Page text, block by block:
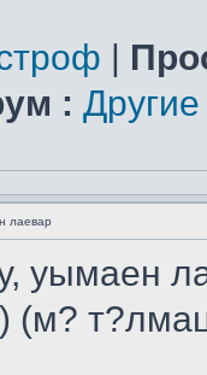
|
:
лаевар
уымаен
(м?